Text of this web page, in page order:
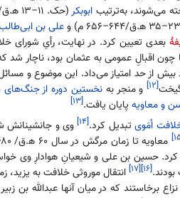
می‌شوند، به‌ترتیب ابوبکر
علی بن
بعدی تعیین کرد. در نهایت، رأیِ شورای
اقبالِ عمومی به عثمان بود، ناچار شد
از حد امتیاز می‌داد. این موضوع و
[۱۲] و منجر به نخستین دوره از
و معاویه پایان یافت.[۱۳]
اُمَویتبدیل کرد.[۱۴] وی و جانشینانش
کرد. حسین بن علی و شیعیانِ هوادارِ وی
[۱۶] [۱۷] انتقال موروثی خلافت به یزید،
برخاستند که در میان آنها